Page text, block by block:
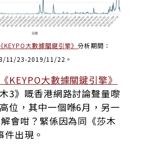
《KEYPO大數據關鍵引擎》分析期間：
11/23-2019/11/22。
《KEYPO大數據關鍵引擎》
3》嘅香港網路討論聲量嚟
位，其中一個喺6月，另一
會咁？緊係因為同《莎木
出現。